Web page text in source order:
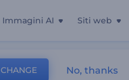
Immagini AI Siti web
CHANGE No, thanks